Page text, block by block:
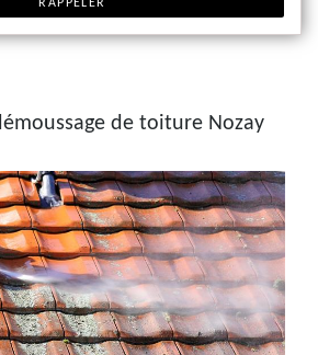
de toiture Nozay